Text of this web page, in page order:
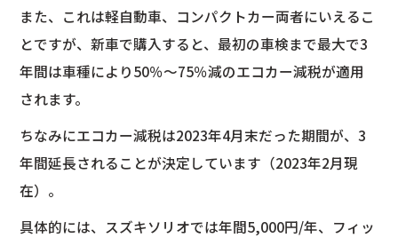
また、これは軽自動車、コンパクトカー両者にいえるこ
とですが、新車で購入すると、最初の車検まで最大で3
年間は車種により50％～75％減のエコカー減税が適用
されます。
ちなみにエコカー減税は2023年4月末だった期間が、3
年間延長されることが決定しています（2023年2月現
在）。
具体的には、スズキソリオでは年間5,000円/年、フィッ